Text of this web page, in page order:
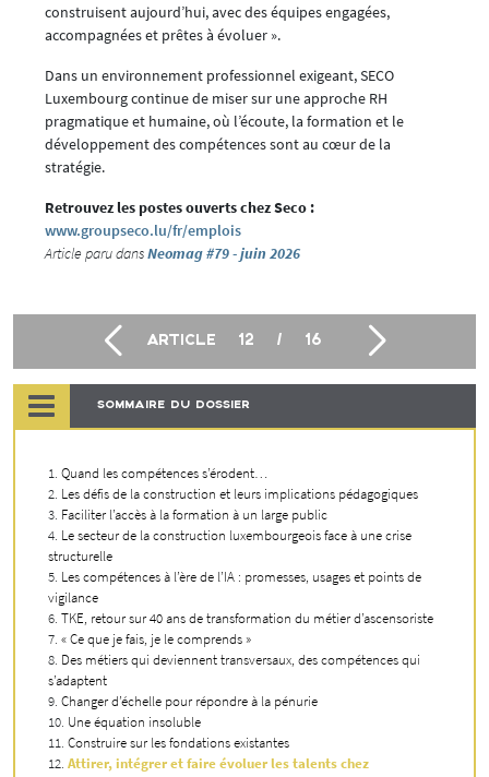
construisent aujourd’hui, avec des équipes engagées,
accompagnées et prêtes à évoluer ».
Dans un environnement professionnel exigeant, SECO
Luxembourg continue de miser sur une approche RH
pragmatique et humaine, où l’écoute, la formation et le
développement des compétences sont au cœur de la
stratégie.
Retrouvez les postes ouverts chez Seco :
www.groupseco.lu/fr/emplois
Article paru dansNeomag #79 - juin 2026
ARTICLE 12 / 16
SOMMAIRE DU DOSSIER
Quand les compétences s’érodent…
Les défis de la construction et leurs implications pédagogiques
Faciliter l’accès à la formation à un large public
Le secteur de la construction luxembourgeois face à une crise
structurelle
Les compétences à l’ère de l’IA : promesses, usages et points de
vigilance
TKE, retour sur 40 ans de transformation du métier d’ascensoriste
« Ce que je fais, je le comprends »
Des métiers qui deviennent transversaux, des compétences qui
s’adaptent
Changer d’échelle pour répondre à la pénurie
Une équation insoluble
Construire sur les fondations existantes
Attirer, intégrer et faire évoluer les talents chez